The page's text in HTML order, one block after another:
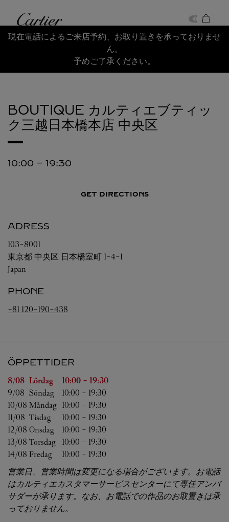
Cartier
Return to Nav
現在電話によるご来店予約、お取り置きを承っておりませ
ん。
予めご了承ください。
BOUTIQUE カルティエブティッ
ク三越日本橋本店 中央区
10:00 - 19:30
GET DIRECTIONS
ADRESS
103-8001
東京都 中央区 日本橋室町 1-4-1
Japan
PHONE
+81 120-190-438
ÖPPETTIDER
VeckodagÖppettider
8/08 Lördag 10:00 - 19:30
9/08 Söndag 10:00 - 19:30
10/08 Måndag 10:00 - 19:30
11/08 Tisdag 10:00 - 19:30
12/08 Onsdag 10:00 - 19:30
13/08 Torsdag 10:00 - 19:30
14/08 Fredag 10:00 - 19:30
営業日、営業時間は変更になる場合がございます。お電話
はカルティエカスタマーサービスセンターにて専任アンバ
サダーが承ります。なお、お電話での作品のお取置きは承
っておりません。